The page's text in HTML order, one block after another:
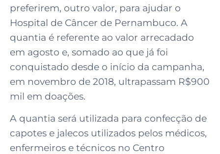
preferirem, outro valor, para ajudar o
Hospital de Câncer de Pernambuco. A
quantia é referente ao valor arrecadado
em agosto e, somado ao que já foi
conquistado desde o início da campanha,
em novembro de 2018, ultrapassam R$900
mil em doações.
A quantia será utilizada para confecção de
capotes e jalecos utilizados pelos médicos,
enfermeiros e técnicos no Centro